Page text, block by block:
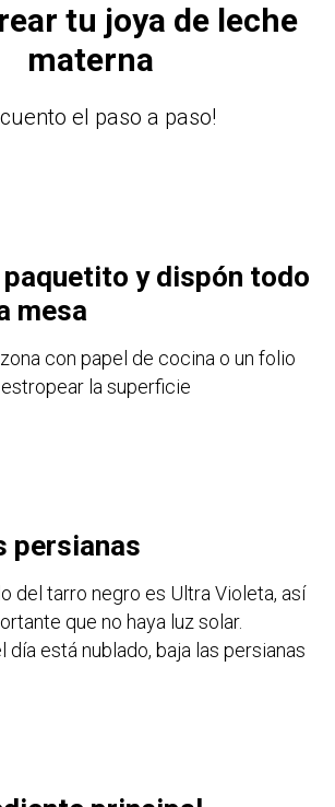
tu joya de leche
materna
cuento el paso a paso!
y dispón todo
mesa
con papel de cocina o un folio
la superficie
persianas
del tarro negro es Ultra Violeta, así
que no haya luz solar.
día está nublado, baja las persianas